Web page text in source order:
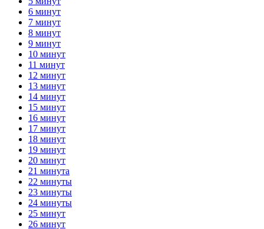
6 минут
7 минут
8 минут
9 минут
10 минут
11 минут
12 минут
13 минут
14 минут
15 минут
16 минут
17 минут
18 минут
19 минут
20 минут
21 минута
22 минуты
23 минуты
24 минуты
25 минут
26 минут